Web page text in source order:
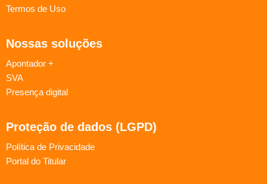
Termos de Uso
Nossas soluções
Apontador +
SVA
Presença digital
Proteção de dados (LGPD)
Política de Privacidade
Portal do Titular